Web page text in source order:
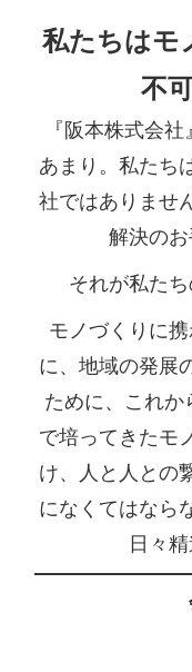
私たちはモ
不
『阪本株式会
あまり。私たち
社ではありませ
解決のお
それが私たち
モノづくりに
に、地域の発展
ために、これか
で培ってきたモ
け、人と人との
になくてはなら
日々